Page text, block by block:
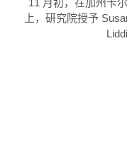
11 月初，在加州卡
上，研究院授予